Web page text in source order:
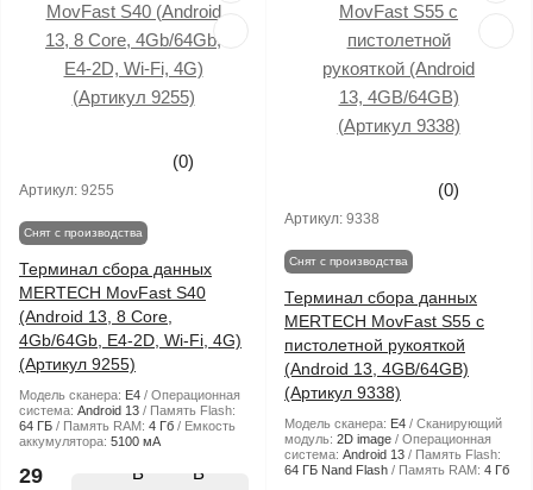
(0)
Артикул: 9255
Снят с производства
Терминал сбора данных
MERTECH MovFast S40
(Android 13, 8 Core,
4Gb/64Gb, E4-2D, Wi-Fi, 4G)
(Артикул 9255)
Модель сканера: E4
Операционная
система: Android 13
Память Flash:
64 ГБ
Память RAM: 4 Гб
Емкость
аккумулятора: 5100 мА
29
В
(0)
Артикул: 9338
Снят с производства
Терминал сбора данных
MERTECH MovFast S55 с
пистолетной рукояткой
(Android 13, 4GB/64GB)
(Артикул 9338)
Модель сканера: E4
Сканирующий
модуль: 2D image
Операционная
система: Android 13
Память Flash:
64 ГБ Nand Flash
Память RAM: 4 Гб